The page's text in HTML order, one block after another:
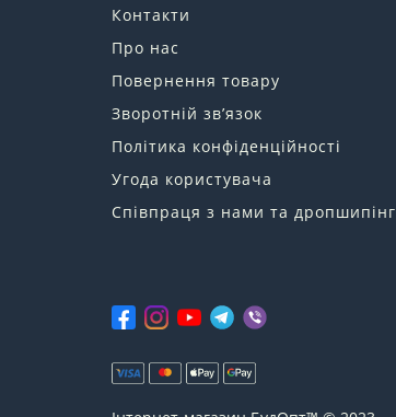
Контакти
Про нас
Повернення товару
Зворотній зв’язок
Політика конфіденційності
Угода користувача
Співпраця з нами та дропшипінг